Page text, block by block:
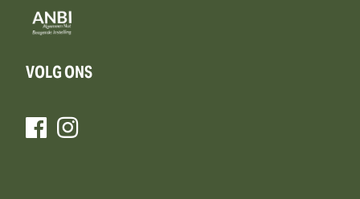
VOLG ONS